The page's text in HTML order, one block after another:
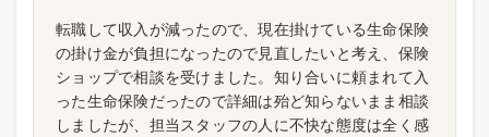
転職して収入が減ったので、現在掛けている生命保険
の掛け金が負担になったので見直したいと考え、保険
ショップで相談を受けました。知り合いに頼まれて入
った生命保険だったので詳細は殆ど知らないまま相談
しましたが、担当スタッフの人に不快な態度は全く感